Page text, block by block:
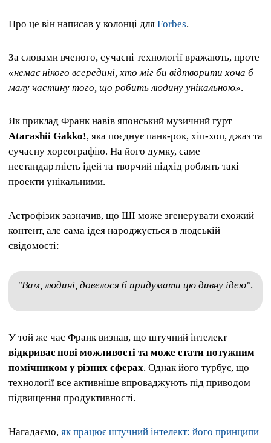
Про це він написав у колонці для Forbes.
За словами вченого, сучасні технології вражають, проте
«немає нікого всередині, хто міг би відтворити хоча б
малу частину того, що робить людину унікальною».
Як приклад Франк навів японський музичний гурт
Atarashii Gakko!, яка поєднує панк-рок, хіп-хоп, джаз та
сучасну хореографію. На його думку, саме
нестандартність ідей та творчий підхід роблять такі
проекти унікальними.
Астрофізик зазначив, що ШІ може згенерувати схожий
контент, але сама ідея народжується в людській
свідомості:
"Вам, людині, довелося б придумати цю дивну ідею".
У той же час Франк визнав, що штучний інтелект
відкриває нові можливості та може стати потужним
помічником у різних сферах. Однак його турбує, що
технології все активніше впроваджують під приводом
підвищення продуктивності.
Нагадаємо, як працює штучний інтелект: його принципи